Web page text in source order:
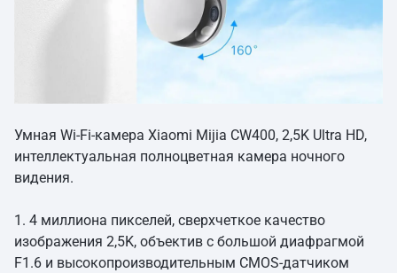
Умная Wi-Fi-камера Xiaomi Mijia CW400, 2,5K Ultra HD,
интеллектуальная полноцветная камера ночного
видения.
1. 4 миллиона пикселей, сверхчеткое качество
изображения 2,5K, объектив с большой диафрагмой
F1.6 и высокопроизводительным CMOS-датчиком